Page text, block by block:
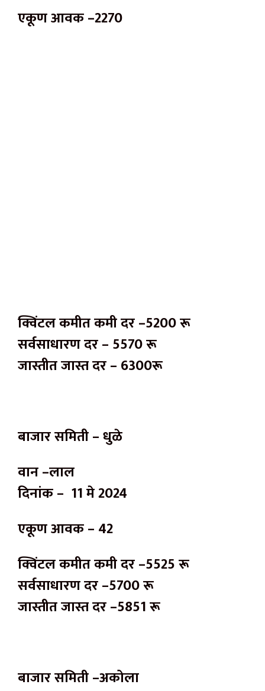
एकूण आवक –2270
क्विंटल कमीत कमी दर –5200 रू
सर्वसाधारण दर – 5570 रू
जास्तीत जास्त दर – 6300रू
बाजार समिती – धुळे
वान –लाल
दिनांक – 11 मे 2024
एकूण आवक – 42
क्विंटल कमीत कमी दर –5525 रू
सर्वसाधारण दर –5700 रू
जास्तीत जास्त दर –5851 रू
बाजार समिती –अकोला